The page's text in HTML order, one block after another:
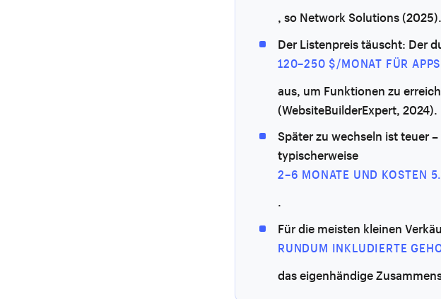
, so Network Solutions (2025).
Der Listenpreis täuscht: Der
120–250 $/MONAT FÜR APPS
aus, um Funktionen zu
(WebsiteBuilderExpert, 2024).
Später zu wechseln ist teuer
typischerweise
2–6 MONATE UND KOSTEN
.
Für die meisten kleinen
RUNDUM INKLUDIERTE
das eigenhändige